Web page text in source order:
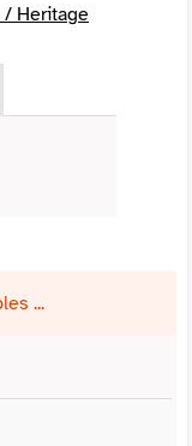
/ Heritage
...